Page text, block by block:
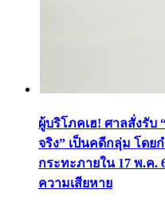
ผู้บริโภคเฮ! ศาลสั่งรับ
จริง” เป็นคดีกลุ่ม โดย
กระทะภายใน 17 พ.ค.
ความเสียหาย